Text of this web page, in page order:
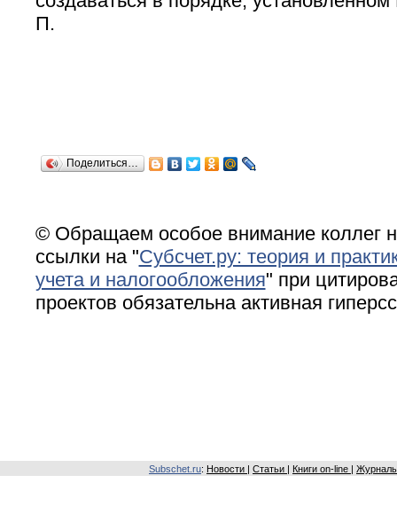
П.
Поделиться…
© Обращаем особое внимание коллег
ссылки на "Субсчет.ру: теория и
учета и налогообложения" при
проектов обязательна активная
Subschet.ru: Новости Статьи Книги on-line